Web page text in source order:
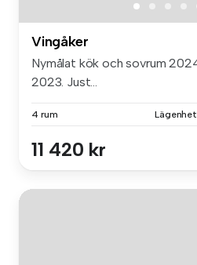
Vingåker
Nymålat kök och sovrum
2023. Just...
4 rum Lägenhet
11 420 kr